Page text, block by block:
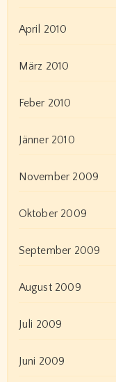
April 2010
März 2010
Feber 2010
Jänner 2010
November 2009
Oktober 2009
September 2009
August 2009
Juli 2009
Juni 2009